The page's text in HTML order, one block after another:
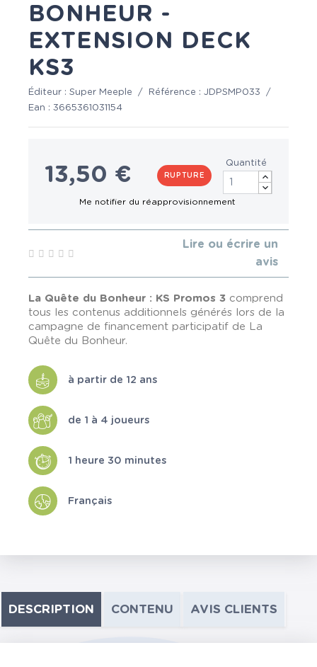
BONHEUR -
EXTENSION DECK
KS3
Éditeur : Super Meeple / Référence : JDPSMP033
/
Ean : 3665361031154
13,50 € RUPTURE
Quantité
Lire ou écrire un
avis
La Quête du Bonheur : KS Promos 3 comprend
tous les contenus additionnels générés lors de la
campagne de financement participatif de La
Quête du Bonheur.
à partir de 12 ans
de 1 à 4 joueurs
1 heure 30 minutes
Français
DESCRIPTION CONTENU AVIS CLIENTS